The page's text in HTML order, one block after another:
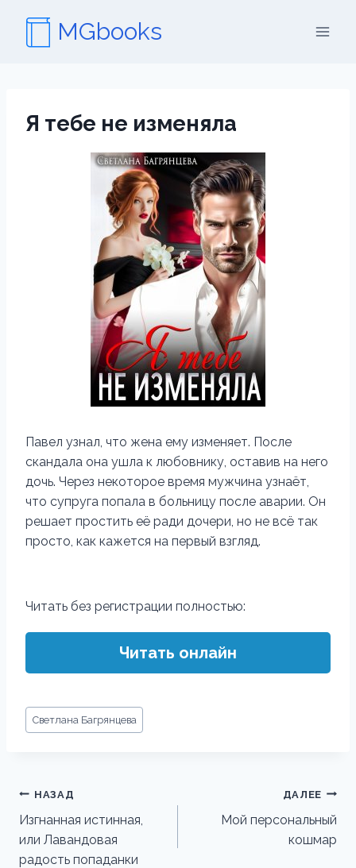
содержимому
MGbooks
Я тебе не изменяла
Павел узнал, что жена ему изменяет. После
скандала она ушла к любовнику, оставив на него
дочь. Через некоторое время мужчина узнаёт,
что супруга попала в больницу после аварии. Он
решает простить её ради дочери, но не всё так
просто, как кажется на первый взгляд.
Читать без регистрации полностью:
Читать онлайн
Метки
записи:
Светлана Багрянцева
Навигация
по
записям
НАЗАД
Изгнанная истинная,
или Лавандовая
радость попаданки
ДАЛЕЕ
Мой персональный
кошмар